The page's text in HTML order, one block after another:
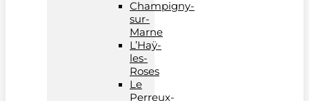
Champigny-
sur-
Marne
L’Haÿ-
les-
Roses
Le
Perreux-